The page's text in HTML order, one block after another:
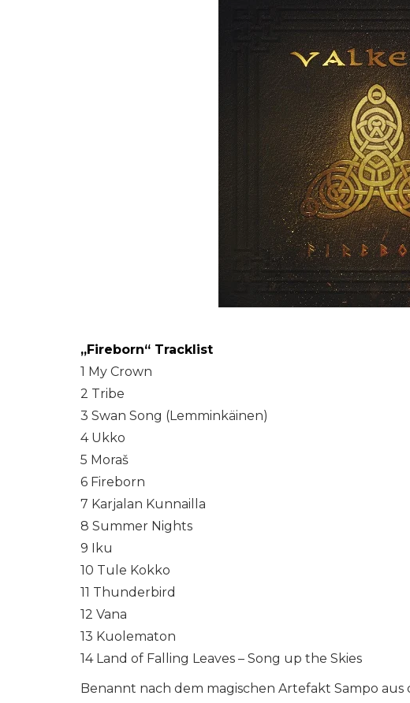
„Fireborn“ Tracklist
1 My Crown
2 Tribe
3 Swan Song (Lemminkäinen)
4 Ukko
5 Moraš
6 Fireborn
7 Karjalan Kunnailla
8 Summer Nights
9 Iku
10 Tule Kokko
11 Thunderbird
12 Vana
13 Kuolematon
14 Land of Falling Leaves – Song up the Skies
Benannt nach dem magischen Artefakt Sampo aus